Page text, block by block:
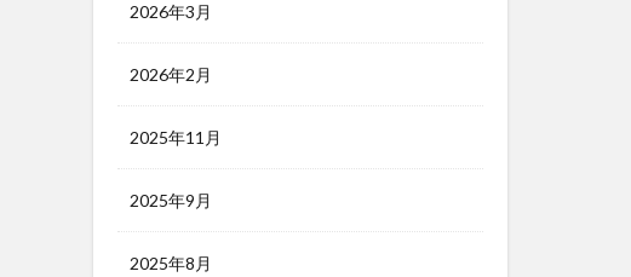
2026年3月
2026年2月
2025年11月
2025年9月
2025年8月